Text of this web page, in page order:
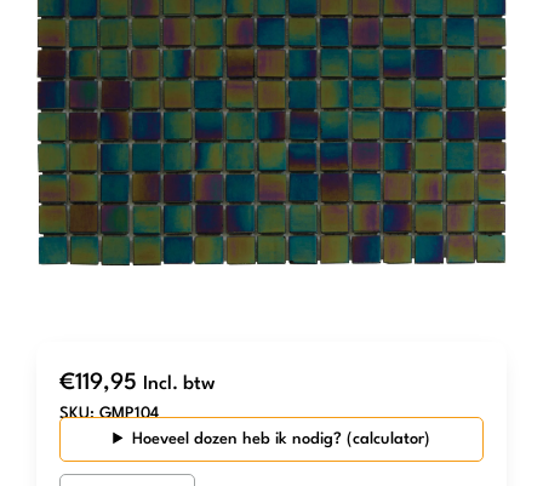
€119,95 Incl. btw
SKU: GMP104
Hoeveel dozen heb ik nodig?